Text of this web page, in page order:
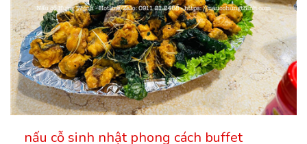
nấu cỗ sinh nhật phong cách buffet